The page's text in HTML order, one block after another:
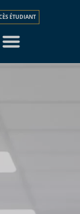
ÉTUDIANT